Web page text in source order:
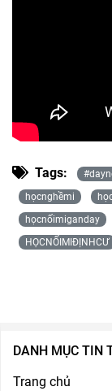
Tags:
họcnghềmi
họcnốimiganday
HỌCNỐIMIĐỊNHCƯ
DANH MỤC TIN
Trang chủ